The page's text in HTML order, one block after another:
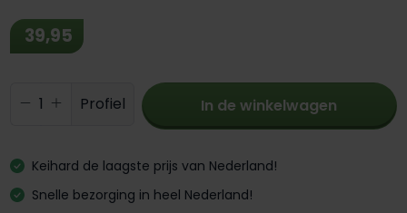
39,95
Producthoeveelheid: Voer de
Profiel In de winkelwagen
Keihard de laagste prijs van Nederland!
Snelle bezorging in heel Nederland!